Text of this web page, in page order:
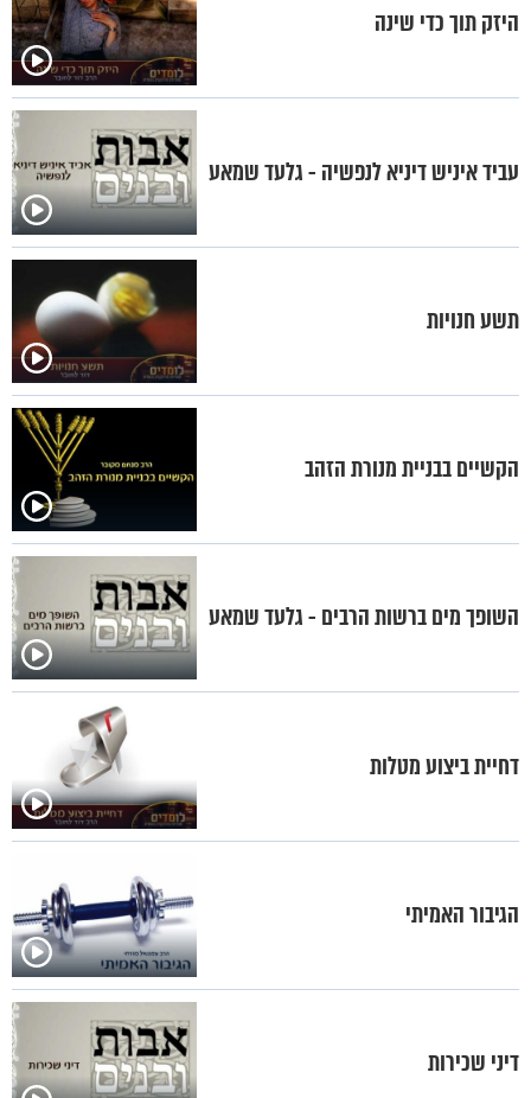
היזק תוך כדי שינה
עביד איניש דיניא לנפשיה - גלעד שמאע
תשע חנויות
הקשיים בבניית מנורת הזהב
השופך מים ברשות הרבים - גלעד שמאע
דחיית ביצוע מטלות
הגיבור האמיתי
דיני שכירות